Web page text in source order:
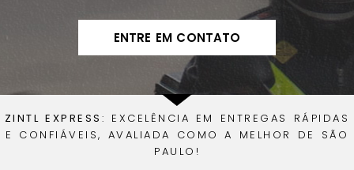
ENTRE EM CONTATO
ZINTL EXPRESS : EXCELÊNCIA EM ENTREGAS RÁPIDAS
E CONFIÁVEIS, AVALIADA COMO A MELHOR DE SÃO
PAULO!